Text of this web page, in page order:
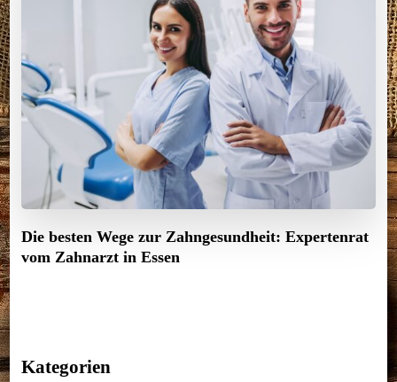
Die besten Wege zur Zahngesundheit: Expertenrat
vom Zahnarzt in Essen
Kategorien